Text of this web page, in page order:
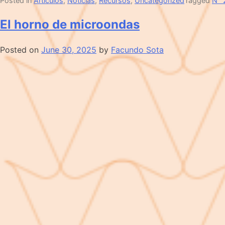
El horno de microondas
Posted on June 30, 2025 by Facundo Sota